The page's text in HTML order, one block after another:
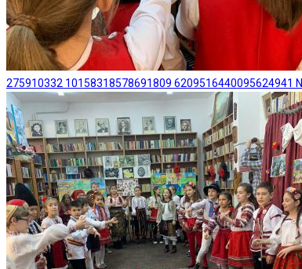
275910332 10158318578691809 6209516440095624941 N